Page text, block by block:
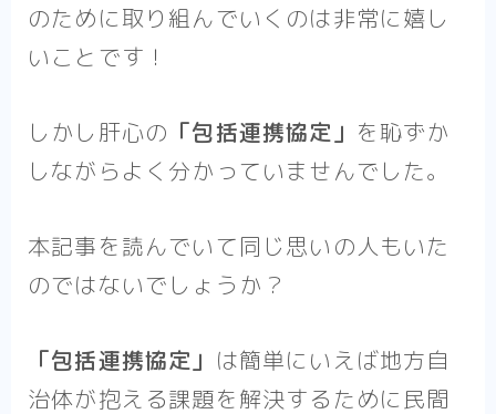
のために取り組んでいくのは非常に嬉し
いことです！
しかし肝心の 「包括連携協定」 を恥ずか
しながらよく分かっていませんでした。
本記事を読んでいて同じ思いの人もいた
のではないでしょうか？
「包括連携協定」 は簡単にいえば地方自
治体が抱える課題を解決するために民間